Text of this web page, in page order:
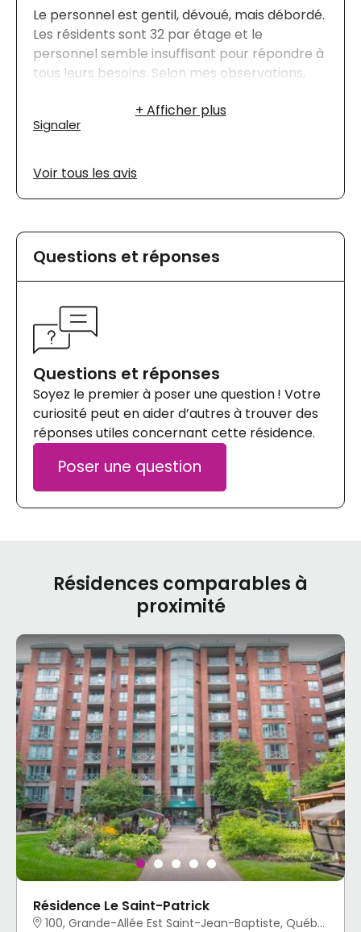
Le personnel est gentil, dévoué, mais débordé.
Les résidents sont 32 par étage et le
personnel semble insuffisant pour répondre à
tous leurs besoins. Selon mes observations,
répondre aux urgences. De nombreux
stagiaires comblent le manque de personnel.
pour aller travailler ailleurs. Certaines familles
Signaler
Voir tous les avis
Questions et réponses
Questions et réponses
Soyez le premier à poser une question ! Votre
curiosité peut en aider d’autres à trouver des
réponses utiles concernant cette résidence.
Poser une question
Résidences comparables à
proximité
Résidence Le Saint-Patrick
100, Grande-Allée Est Saint-Jean-Baptiste, Québec, QC